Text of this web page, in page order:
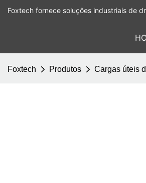
Foxtech fornece soluções industriais de
Foxtech Produtos Cargas úteis